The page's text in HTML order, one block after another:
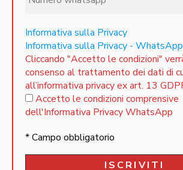
Informativa sulla Privacy
Informativa sulla Privacy - WhatsApp
Cliccando "Accetto le condizioni"
consenso al trattamento dei dati di
all’informativa privacy ex art. 13
Accetto le condizioni comprensive
dell'Informativa Privacy WhatsApp
* Campo obbligatorio